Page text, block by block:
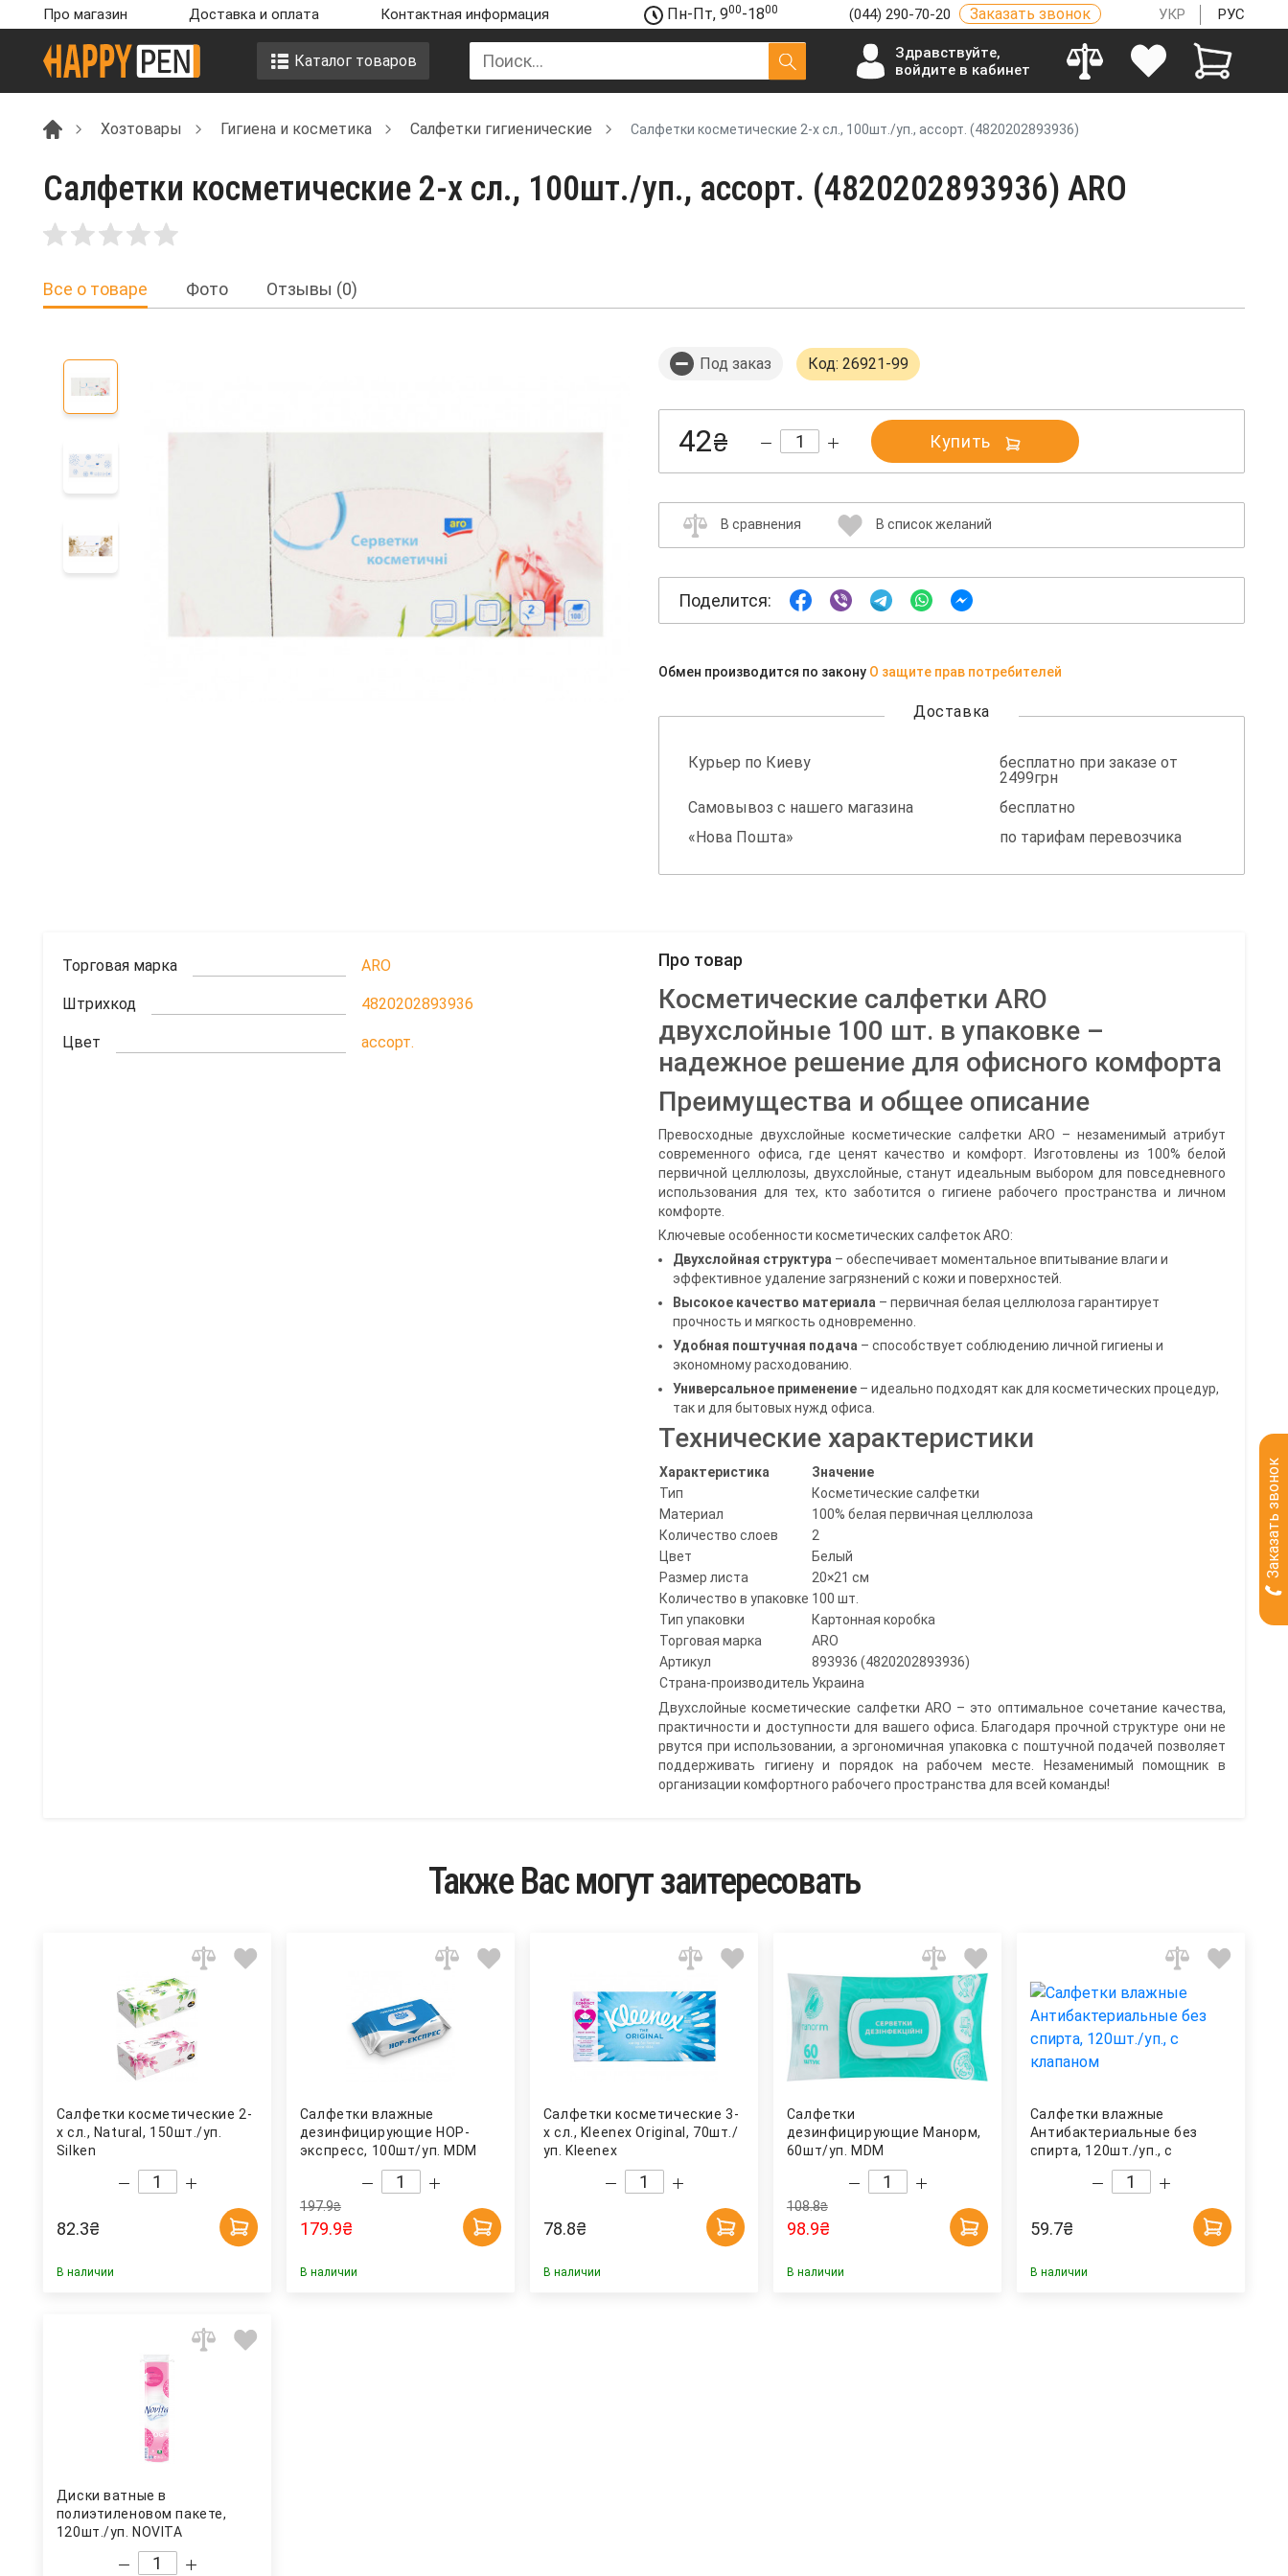
Про магазин Доставка и оплата Контактная информация Пн-Пт, 900-1800 (044) 290-70-20 Заказать звонок УКР РУС
Каталог товаров
Здравствуйте,
войдите в кабинет
Хозтовары Гигиена и косметика Салфетки гигиенические Салфетки косметические 2-х сл., 100шт./уп., ассорт. (4820202893936)
Салфетки косметические 2-х сл., 100шт./уп., ассорт. (4820202893936) ARO
Все о товаре Фото Отзывы (0)
Под заказ Код: 26921-99
42₴ Купить
В сравнения В список желаний
Поделится:
Обмен производится по закону О защите прав потребителей
Доставка
Курьер по Киеву
бесплатно при заказе от
2499грн
Самовывоз с нашего магазина
бесплатно
«Нова Пошта»
по тарифам перевозчика
Торговая марка ARO
Штрихкод 4820202893936
Цвет ассорт.
Про товар
Косметические салфетки ARO
двухслойные 100 шт. в упаковке –
надежное решение для офисного комфорта
Преимущества и общее описание
Превосходные двухслойные косметические салфетки ARO – незаменимый атрибут
современного офиса, где ценят качество и комфорт. Изготовлены из 100% белой
первичной целлюлозы, двухслойные, станут идеальным выбором для повседневного
использования для тех, кто заботится о гигиене рабочего пространства и личном
комфорте.
Ключевые особенности косметических салфеток ARO:
Двухслойная структура – обеспечивает моментальное впитывание влаги и
эффективное удаление загрязнений с кожи и поверхностей.
Высокое качество материала – первичная белая целлюлоза гарантирует
прочность и мягкость одновременно.
Удобная поштучная подача – способствует соблюдению личной гигиены и
экономному расходованию.
Универсальное применение – идеально подходят как для косметических процедур,
так и для бытовых нужд офиса.
Технические характеристики
Характеристика
Значение
Тип
Косметические салфетки
Материал
100% белая первичная целлюлоза
Количество слоев
2
Цвет
Белый
Размер листа
20×21 см
Количество в упаковке 100 шт.
Тип упаковки
Картонная коробка
Торговая марка
ARO
Артикул
893936 (4820202893936)
Страна-производитель Украина
Двухслойные косметические салфетки ARO – это оптимальное сочетание качества,
практичности и доступности для вашего офиса. Благодаря прочной структуре они не
рвутся при использовании, а эргономичная упаковка с поштучной подачей позволяет
поддерживать гигиену и порядок на рабочем месте. Незаменимый помощник в
организации комфортного рабочего пространства для всей команды!
Также Вас могут заитересовать
Салфетки косметические 2-
х сл., Natural, 150шт./уп.
Silken
82.3₴
В наличии
Салфетки влажные
дезинфицирующие НОР-
экспресс, 100шт/уп. MDM
197.9₴
179.9₴
В наличии
Салфетки косметические 3-
х сл., Kleenex Original, 70шт./
уп. Kleenex
78.8₴
В наличии
Салфетки
дезинфицирующие Манорм,
60шт/уп. MDM
108.8₴
98.9₴
В наличии
Салфетки влажные
Антибактериальные без
спирта, 120шт./уп., с
клапаном Summer Fresh
59.7₴
В наличии
Диски ватные в
полиэтиленовом пакете,
120шт./уп. NOVITA
Заказать звонок